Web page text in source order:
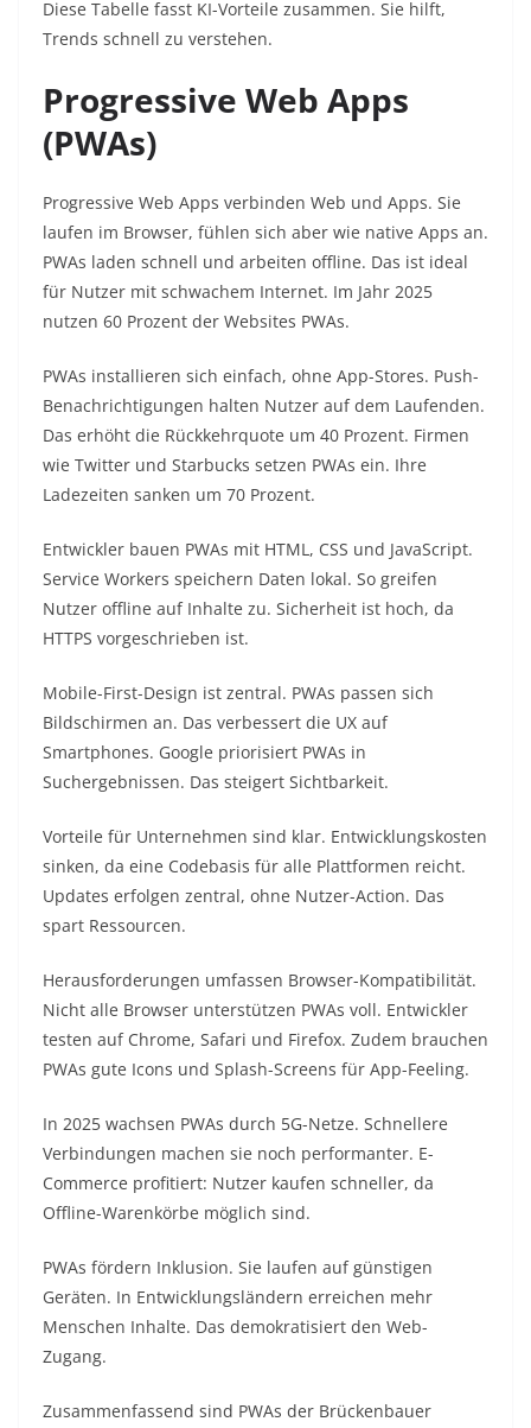
Diese Tabelle fasst KI-Vorteile zusammen. Sie hilft,
Trends schnell zu verstehen.​
Progressive Web Apps
(PWAs)
Progressive Web Apps verbinden Web und Apps. Sie
laufen im Browser, fühlen sich aber wie native Apps an.
PWAs laden schnell und arbeiten offline. Das ist ideal
für Nutzer mit schwachem Internet. Im Jahr 2025
nutzen 60 Prozent der Websites PWAs.​
PWAs installieren sich einfach, ohne App-Stores. Push-
Benachrichtigungen halten Nutzer auf dem Laufenden.
Das erhöht die Rückkehrquote um 40 Prozent. Firmen
wie Twitter und Starbucks setzen PWAs ein. Ihre
Ladezeiten sanken um 70 Prozent.​
Entwickler bauen PWAs mit HTML, CSS und JavaScript.
Service Workers speichern Daten lokal. So greifen
Nutzer offline auf Inhalte zu. Sicherheit ist hoch, da
HTTPS vorgeschrieben ist.​
Mobile-First-Design ist zentral. PWAs passen sich
Bildschirmen an. Das verbessert die UX auf
Smartphones. Google priorisiert PWAs in
Suchergebnissen. Das steigert Sichtbarkeit.​
Vorteile für Unternehmen sind klar. Entwicklungskosten
sinken, da eine Codebasis für alle Plattformen reicht.
Updates erfolgen zentral, ohne Nutzer-Action. Das
spart Ressourcen.​
Herausforderungen umfassen Browser-Kompatibilität.
Nicht alle Browser unterstützen PWAs voll. Entwickler
testen auf Chrome, Safari und Firefox. Zudem brauchen
PWAs gute Icons und Splash-Screens für App-Feeling.​
In 2025 wachsen PWAs durch 5G-Netze. Schnellere
Verbindungen machen sie noch performanter. E-
Commerce profitiert: Nutzer kaufen schneller, da
Offline-Warenkörbe möglich sind.​
PWAs fördern Inklusion. Sie laufen auf günstigen
Geräten. In Entwicklungsländern erreichen mehr
Menschen Inhalte. Das demokratisiert den Web-
Zugang.​
Zusammenfassend sind PWAs der Brückenbauer